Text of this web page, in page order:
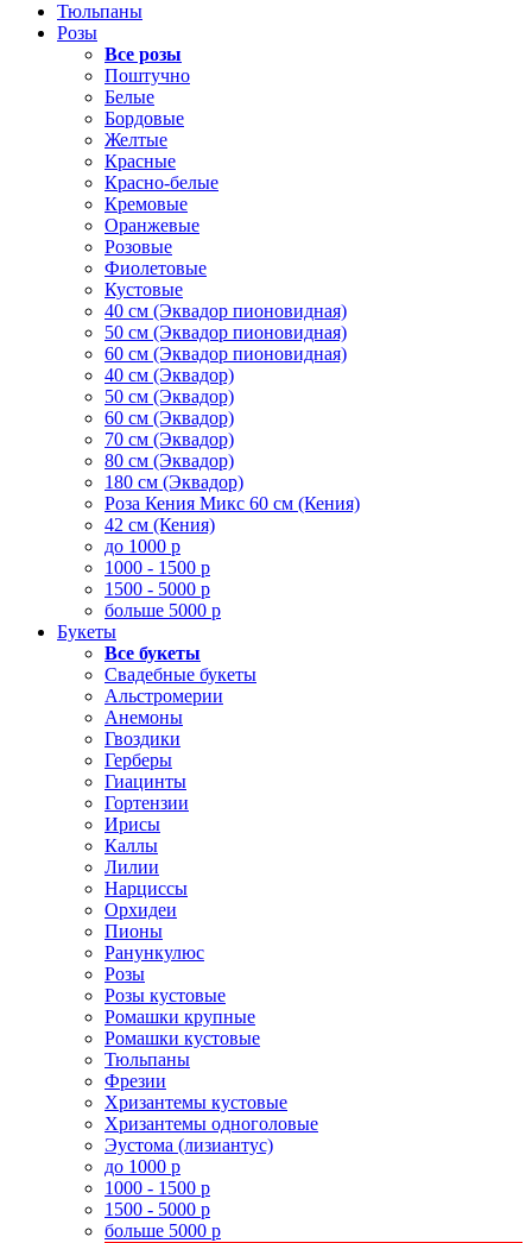
Тюльпаны
Розы
Все розы
Поштучно
Белые
Бордовые
Желтые
Красные
Красно-белые
Кремовые
Оранжевые
Розовые
Фиолетовые
Кустовые
40 см (Эквадор пионовидная)
50 см (Эквадор пионовидная)
60 см (Эквадор пионовидная)
40 см (Эквадор)
50 см (Эквадор)
60 см (Эквадор)
70 см (Эквадор)
80 см (Эквадор)
180 см (Эквадор)
Роза Кения Микс 60 см (Кения)
42 см (Кения)
до 1000 р
1000 - 1500 р
1500 - 5000 р
больше 5000 р
Букеты
Все букеты
Свадебные букеты
Альстромерии
Анемоны
Гвоздики
Герберы
Гиацинты
Гортензии
Ирисы
Каллы
Лилии
Нарциссы
Орхидеи
Пионы
Ранункулюс
Розы
Розы кустовые
Ромашки крупные
Ромашки кустовые
Тюльпаны
Фрезии
Хризантемы кустовые
Хризантемы одноголовые
Эустома (лизиантус)
до 1000 р
1000 - 1500 р
1500 - 5000 р
больше 5000 р